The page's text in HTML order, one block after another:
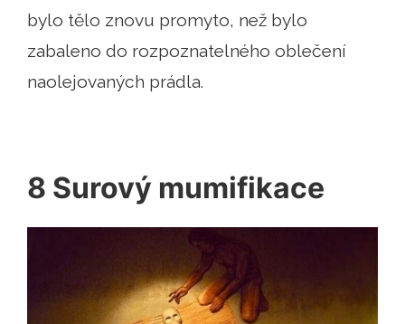
bylo tělo znovu promyto, než bylo
zabaleno do rozpoznatelného oblečení
naolejovaných prádla.
8 Surový mumifikace